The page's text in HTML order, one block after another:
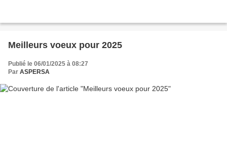
Meilleurs voeux pour 2025
Publié le 06/01/2025 à 08:27
Par ASPERSA